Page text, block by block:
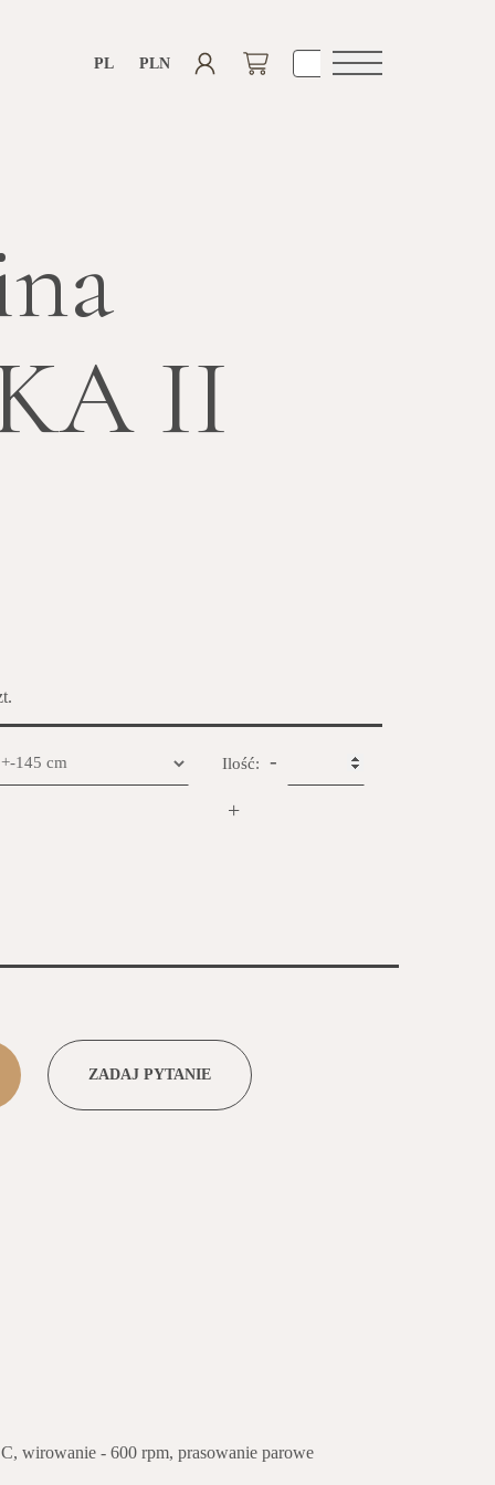
Otwórz
PLN
PL
II
Ilość: -
+
ZADAJ PYTANIE
C, wirowanie - 600 rpm, prasowanie parowe